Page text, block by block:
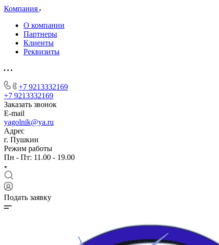
Компания
О компании
Партнеры
Клиенты
Реквизиты
+7 9213332169
+7 9213332169
Заказать звонок
E-mail
yagolnik@ya.ru
Адрес
г. Пушкин
Режим работы
Пн - Пт: 11.00 - 19.00
Подать заявку